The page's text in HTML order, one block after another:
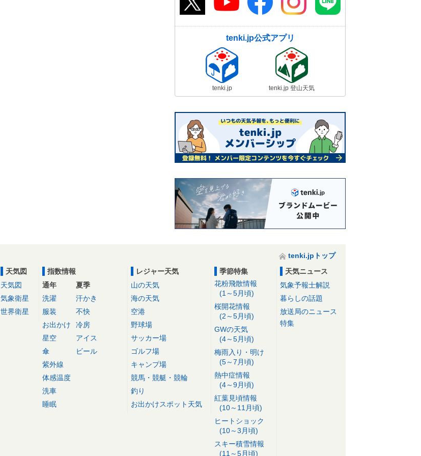
tenki.jp公式アプリ
tenki.jp tenki.jp 登山天気
tenki.jpトップ
天気図
天気図
気象衛星
世界衛星
指数情報
通年
洗濯
服装
お出かけ
星空
傘
紫外線
体感温度
洗車
睡眠
夏季
汗かき
不快
冷房
アイス
ビール
レジャー天気
山の天気
海の天気
空港
野球場
サッカー場
ゴルフ場
キャンプ場
競馬・競艇・競輪
釣り
お出かけスポット天気
季節特集
花粉飛散情報
(1～5月頃)
桜開花情報
(2～5月頃)
GWの天気
(4～5月頃)
梅雨入り・明け
(5～7月頃)
熱中症情報
(4～9月頃)
紅葉見頃情報
(10～11月頃)
ヒートショック
(10～3月頃)
スキー積雪情報
(11～5月頃)
天気ニュース
気象予報士解説
暮らしの話題
放送局のニュース
特集